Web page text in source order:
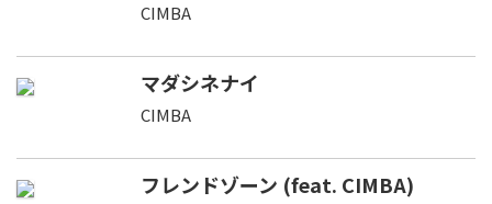
CIMBA
マダシネナイ
CIMBA
フレンドゾーン (feat. CIMBA)